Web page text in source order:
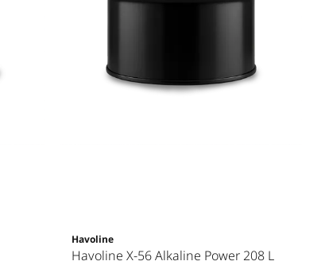
Havoline
Havoline X-56 Alkaline Power 208 L